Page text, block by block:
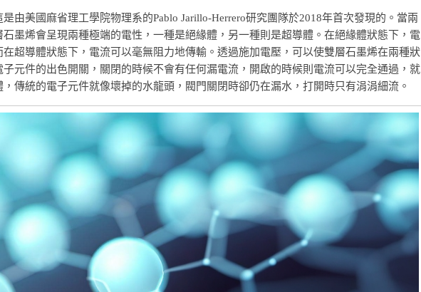
由美國麻省理工學院物理系的Pablo Jarillo-Herrero研究團隊於2018年首次發現的。當兩
墨烯會呈現兩種極端的電性，一種是絕緣體，另一種則是超導體。在絕緣體狀態下，電
超導體狀態下，電流可以毫無阻力地傳輸。透過施加電壓，可以使雙層石墨烯在兩種狀
元件的出色開關，關閉的時候不會有任何漏電流，開啟的時候則電流可以完全通過，就
傳統的電子元件就像壞掉的水龍頭，閥門關閉時卻仍在漏水，打開時只有涓涓細流。